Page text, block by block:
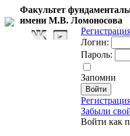
Факультет
имени М.В. Ломоносова
Логин:
Пароль:
Запомни
Забыли
Войти как